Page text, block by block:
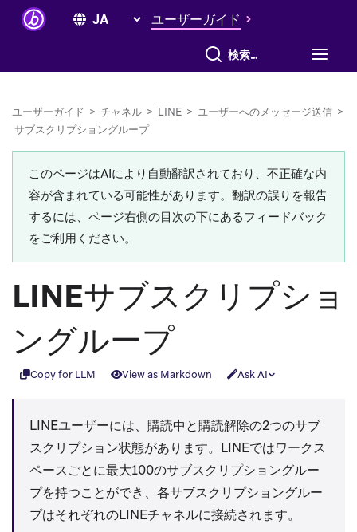
ユーザーガイド
すべて検索
ユーザーガイド > チャネル > LINE > ユーザーへのメッセージ送信 >
サブスクリプショングループ
このページはAIにより自動翻訳されており、不正確な内
容が含まれている可能性があります。翻訳の誤りを報告
するには、ページ右側の目次の下にあるフィードバック
をご利用ください。
LINEサブスクリプショ
ングループ
Copy for LLM View as Markdown Ask AI
LINEユーザーには、購読中と購読解除の2つのサブ
スクリプション状態があります。LINEではワークス
ペースごとに最大100のサブスクリプショングルー
プを持つことができ、各サブスクリプショングルー
プはそれぞれのLINEチャネルに接続されます。